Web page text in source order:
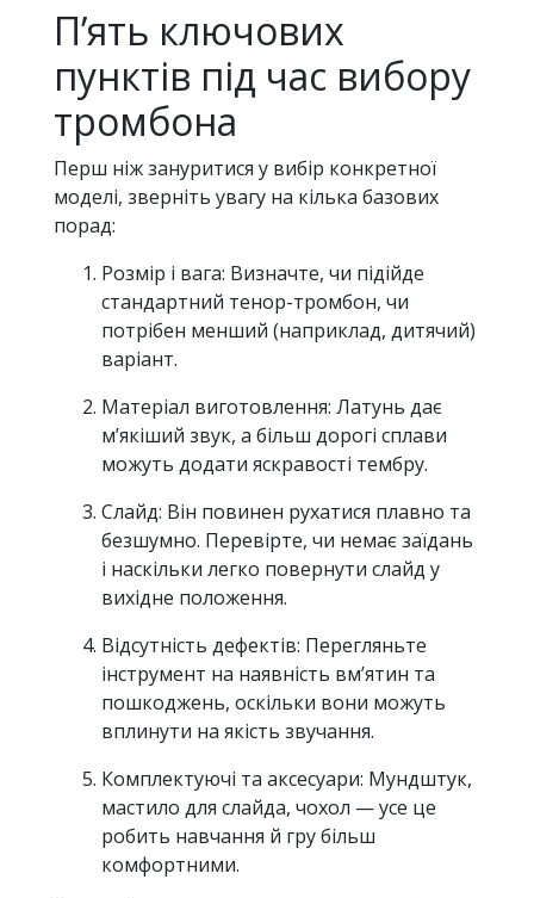
П’ять ключових
пунктів під час вибору
тромбона
Перш ніж зануритися у вибір конкретної
моделі, зверніть увагу на кілька базових
порад:
Розмір і вага: Визначте, чи підійде
стандартний тенор-тромбон, чи
потрібен менший (наприклад, дитячий)
варіант.
Матеріал виготовлення: Латунь дає
м’якіший звук, а більш дорогі сплави
можуть додати яскравості тембру.
Слайд: Він повинен рухатися плавно та
безшумно. Перевірте, чи немає заїдань
і наскільки легко повернути слайд у
вихідне положення.
Відсутність дефектів: Перегляньте
інструмент на наявність вм’ятин та
пошкоджень, оскільки вони можуть
вплинути на якість звучання.
Комплектуючі та аксесуари: Мундштук,
мастило для слайда, чохол — усе це
робить навчання й гру більш
комфортними.